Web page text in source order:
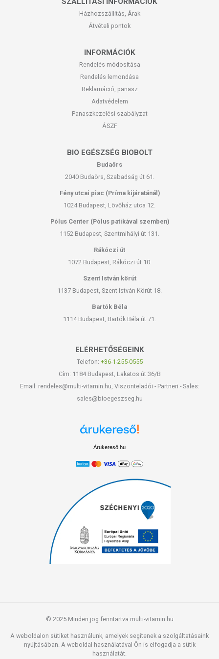
Házhozszállítás, Árak
Átvételi pontok
INFORMÁCIÓK
Rendelés módosítása
Rendelés lemondása
Reklamáció, panasz
Adatvédelem
Panaszkezelési szabályzat
ÁSZF
BIO EGÉSZSÉG BIOBOLT
Budaörs
2040 Budaörs, Szabadság út 61.
Fény utcai piac (Príma kijáratánál)
1024 Budapest, Lövőház utca 12.
Pólus Center (Pólus patikával szemben)
1152 Budapest, Szentmihályi út 131.
Rákóczi út
1072 Budapest, Rákóczi út 10.
Szent István körút
1137 Budapest, Szent István Körút 18.
Bartók Béla
1114 Budapest, Bartók Béla út 71.
ELÉRHETŐSÉGEINK
Telefon: +36-1-255-0555
Cím: 1184 Budapest, Lakatos út 36/B
Email: rendeles@multi-vitamin.hu, Viszonteladói - Partneri - Sales:
sales@bioegeszseg.hu
Árukereső.hu
© 2025 Minden jog fenntartva multi-vitamin.hu
A weboldalon sütiket használunk, amelyek segítenek a szolgáltatásaink
nyújtásában. A weboldal használatával Ön is elfogadja a sütik
használatát.